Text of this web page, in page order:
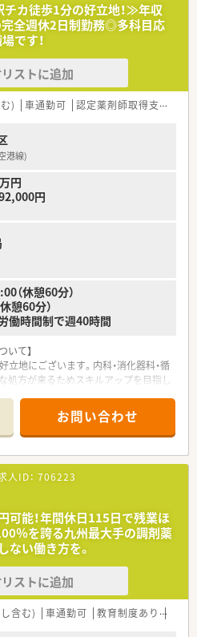
チカ徒歩1分の好立地！≫年収
全週休2日制勤務◎多科目応
です！
ストに追加
) 車通勤可 認定薬剤師取得支援あり
港線)
円
円
（休憩60分）
憩60分）
働時間制で週40時間
いて】
地にございます。内科・消化器科・循
処方が来るためスキルアップを目指し
りのスタート◎また完全週休二日制
おすすめです！
舗です。
ストアと調剤薬局を100店舗以上展
える地域密着型の安定した成長企業
の分業が徹底されているため、薬剤師
れることなく専門業務に集中できま
ト500に5年連続で認定されており、
を何よりも大切にしている法人で
お問い合わせ
人ID： 706223
可能！年間休日115日で残業ほ
％を誇る九州最大手の調剤薬
ない働き方を。
ストに追加
含む) 車通勤可 教育制度あり